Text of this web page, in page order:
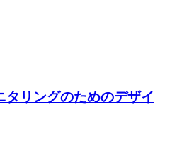
リングのためのデザイ